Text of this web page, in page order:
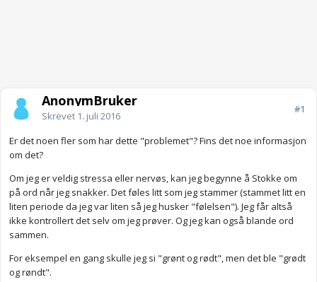
AnonymBruker
Skrevet 1. juli 2016
#1
Er det noen fler som har dette "problemet"? Fins det noe informasjon
om det?
Om jeg er veldig stressa eller nervøs, kan jeg begynne å Stokke om
på ord når jeg snakker. Det føles litt som jeg stammer (stammet litt en
liten periode da jeg var liten så jeg husker "følelsen"). Jeg får altså
ikke kontrollert det selv om jeg prøver. Og jeg kan også blande ord
sammen.
For eksempel en gang skulle jeg si "grønt og rødt", men det ble "grødt
og røndt".